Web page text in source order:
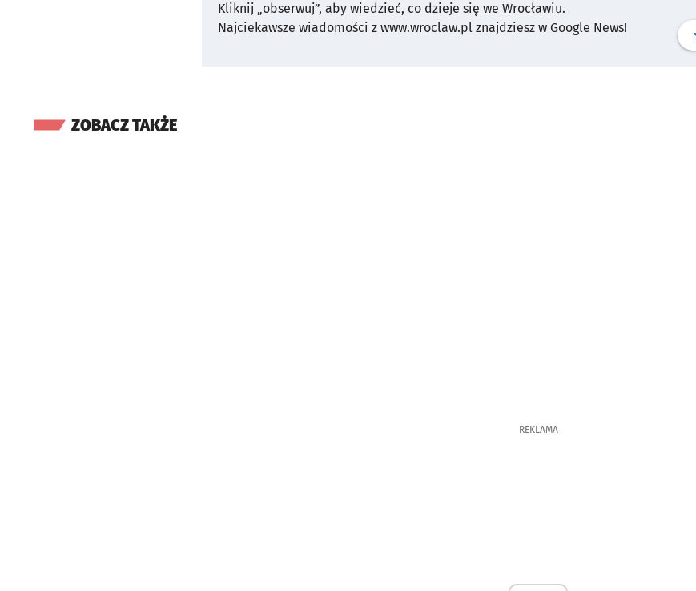
Kliknij „obserwuj”, aby wiedzieć, co dzieje się we Wrocławiu.
Najciekawsze wiadomości z www.wroclaw.pl znajdziesz w Google News!
ZOBACZ TAKŻE
REKLAMA